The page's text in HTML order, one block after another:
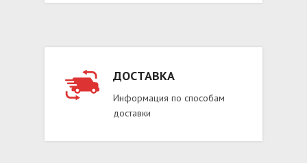
ДОСТАВКА
Информация по способам
доставки